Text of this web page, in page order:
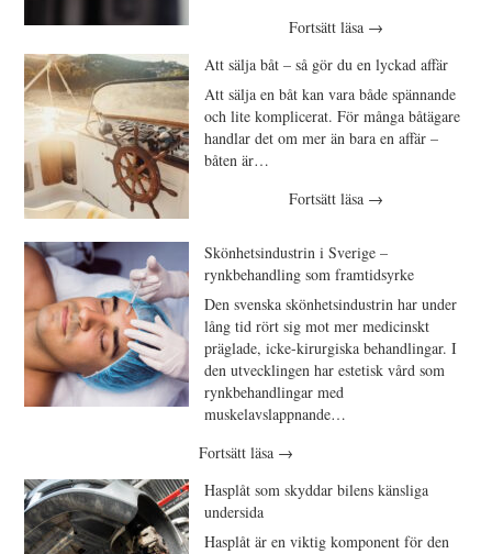
Fortsätt läsa →
Att sälja båt – så gör du en lyckad affär
Att sälja en båt kan vara både spännande
och lite komplicerat. För många båtägare
handlar det om mer än bara en affär –
båten är…
Fortsätt läsa →
Skönhetsindustrin i Sverige –
rynkbehandling som framtidsyrke
Den svenska skönhetsindustrin har under
lång tid rört sig mot mer medicinskt
präglade, icke-kirurgiska behandlingar. I
den utvecklingen har estetisk vård som
rynkbehandlingar med
muskelavslappnande…
Fortsätt läsa →
Hasplåt som skyddar bilens känsliga
undersida
Hasplåt är en viktig komponent för den